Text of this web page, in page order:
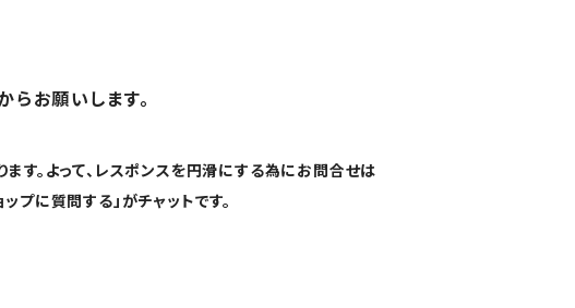
お願いします。
。よって、レスポンスを円滑にする為にお問合せは
プに質問する」がチャットです。